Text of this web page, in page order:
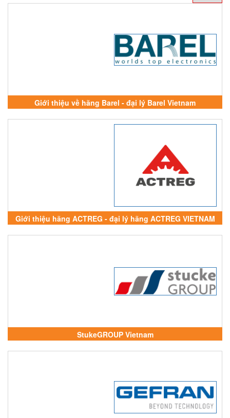
Giới thiệu về hãng Barel - đại lý Barel Vietnam
Giới thiệu hãng ACTREG - đại lý hãng ACTREG VIETNAM
StukeGROUP Vietnam